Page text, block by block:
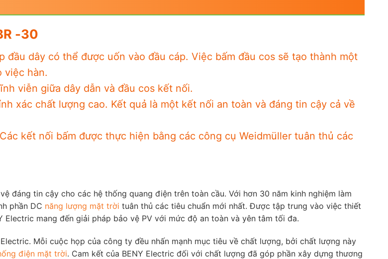
-30
dây có thể được uốn vào đầu cáp. Việc bấm đầu cos sẽ tạo thành một
việc hàn.
viễn giữa dây dẫn và đầu cos kết nối.
xác chất lượng cao. Kết quả là một kết nối an toàn và đáng tin cậy cả về
kết nối bấm được thực hiện bằng các công cụ Weidmüller tuân thủ các
đáng tin cậy cho các hệ thống quang điện trên toàn cầu. Với hơn 30 năm kinh nghiệm làm
phần DC năng lượng mặt trời tuân thủ các tiêu chuẩn mới nhất. Được tập trung vào việc thiết
Electric mang đến giải pháp bảo vệ PV với mức độ an toàn và yên tâm tối đa.
Mỗi cuộc họp của công ty đều nhấn mạnh mục tiêu về chất lượng, bởi chất lượng này
điện mặt trời. Cam kết của BENY Electric đối với chất lượng đã góp phần xây dựng thương